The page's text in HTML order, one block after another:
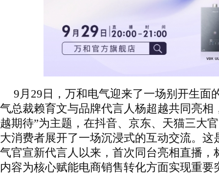
9月29日，万和电气迎来了一场别开生面
气总裁赖育文与品牌代言人杨超越共同亮相
越期待”为主题，在抖音、京东、天猫三大
大消费者展开了一场沉浸式的互动交流。这
气官宣新代言人以来，首次同台亮相直播，
内容为核心赋能电商销售转化方面实现重要